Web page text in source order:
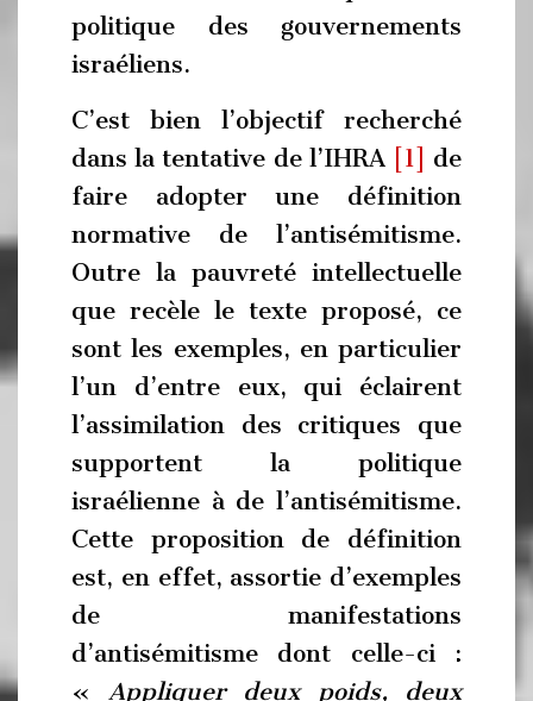
politique des gouvernements
israéliens.
C’est bien l’objectif recherché
dans la tentative de l’IHRA
[1]
de
faire adopter une définition
normative de l’antisémitisme.
Outre la pauvreté intellectuelle
que recèle le texte proposé, ce
sont les exemples, en particulier
l’un d’entre eux, qui éclairent
l’assimilation des critiques que
supportent la politique
israélienne à de l’antisémitisme.
Cette proposition de définition
est, en effet, assortie d’exemples
de manifestations
d’antisémitisme dont celle-ci :
« Appliquer deux poids, deux